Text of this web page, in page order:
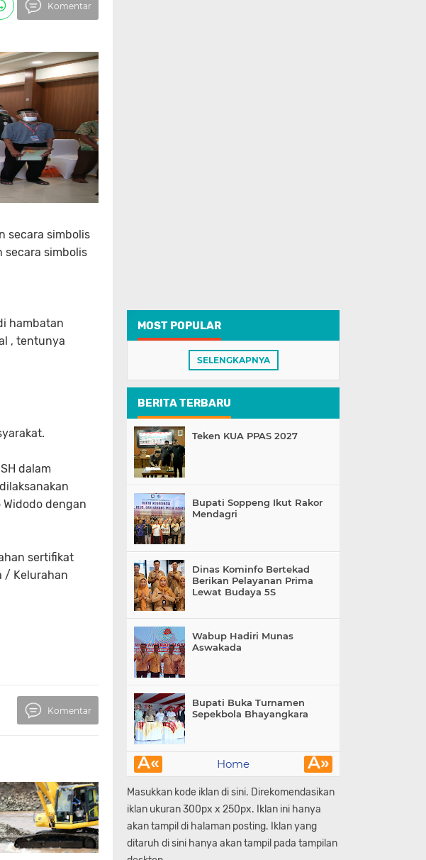
Komentar
secara simbolis
secara simbolis
hambatan
, tentunya
dalam
dengan
sertifikat
/ Kelurahan
Komentar
MOST POPULAR
SELENGKAPNYA
BERITA TERBARU
Teken KUA PPAS 2027
Bupati Soppeng Ikut Rakor
Mendagri
Dinas Kominfo Bertekad
Berikan Pelayanan Prima
Lewat Budaya 5S
Wabup Hadiri Munas
Aswakada
Bupati Buka Turnamen
Sepekbola Bhayangkara
Â« Â»
Home
Masukkan kode iklan di sini. Direkomendasikan
iklan ukuran 300px x 250px. Iklan ini hanya
akan tampil di halaman posting. Iklan yang
ditaruh di sini hanya akan tampil pada tampilan